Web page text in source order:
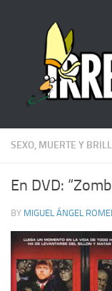
SEXO, MUERTE Y
En DVD:
BY MIGUEL ÁNGEL